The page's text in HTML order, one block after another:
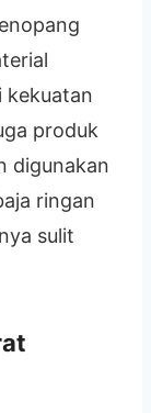
kekuatan
produk
digunakan
ringan
sulit